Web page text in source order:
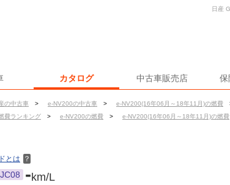
カタログ 中古車販売店 保
の中古車 > e-NV200の中古車 > e-NV200(16年06月～18年11月)の燃費
費ランキング > e-NV200の燃費 > e-NV200(16年06月～18年11月)の燃費
日産
とは ？
JC08 -km/L